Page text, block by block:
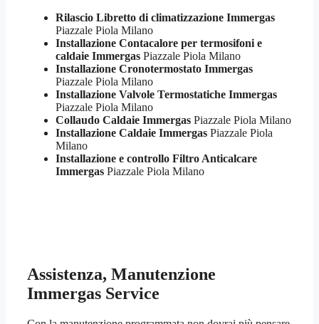
Rilascio Libretto di climatizzazione Immergas
Piazzale Piola Milano
Installazione Contacalore per termosifoni e
caldaie Immergas Piazzale Piola Milano
Installazione Cronotermostato Immergas
Piazzale Piola Milano
Installazione Valvole Termostatiche Immergas
Piazzale Piola Milano
Collaudo Caldaie Immergas Piazzale Piola Milano
Installazione Caldaie Immergas Piazzale Piola
Milano
Installazione e controllo Filtro Anticalcare
Immergas Piazzale Piola Milano
Assistenza, Manutenzione
Immergas Service